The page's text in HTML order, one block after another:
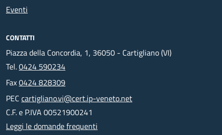
Eventi
CONTATTI
Piazza della Concordia, 1, 36050 - Cartigliano (VI)
Tel.0424 590234
Fax0424 828309
PEC cartigliano.vi@cert.ip-veneto.net
C.F. e P.IVA 00521900241
Leggi le domande frequenti